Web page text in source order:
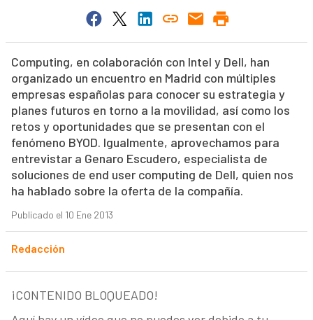
Computing, en colaboración con Intel y Dell, han
organizado un encuentro en Madrid con múltiples
empresas españolas para conocer su estrategia y
planes futuros en torno a la movilidad, así como los
retos y oportunidades que se presentan con el
fenómeno BYOD. Igualmente, aprovechamos para
entrevistar a Genaro Escudero, especialista de
soluciones de end user computing de Dell, quien nos
ha hablado sobre la oferta de la compañía.
Publicado el 10 Ene 2013
Redacción
¡CONTENIDO BLOQUEADO!